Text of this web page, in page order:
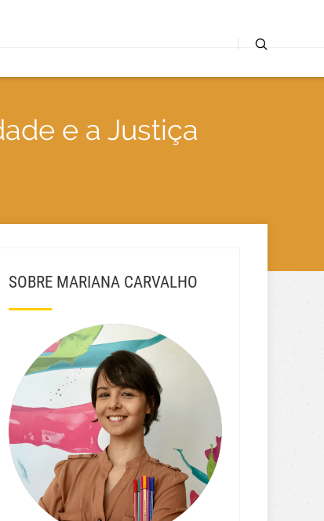
e a Justiça
SOBRE MARIANA CARVALHO